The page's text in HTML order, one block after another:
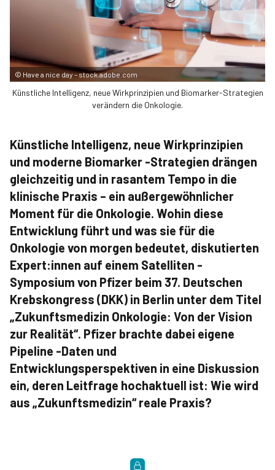
© Have a nice day – stock.adobe.com
Künstliche Intelligenz, neue Wirkprinzipien und Biomarker-Strategien
verändern die Onkologie.
Künstliche Intelligenz, neue Wirkprinzipien
und moderne Biomarker -Strategien drängen
gleichzeitig und in rasantem Tempo in die
klinische Praxis – ein außergewöhnlicher
Moment für die Onkologie. Wohin diese
Entwicklung führt und was sie für die
Onkologie von morgen bedeutet, diskutierten
Expert:innen auf einem Satelliten -
Symposium von Pfizer beim 37. Deutschen
Krebskongress (DKK) in Berlin unter dem Titel
„Zukunftsmedizin Onkologie: Von der Vision
zur Realität“. Pfizer brachte dabei eigene
Pipeline -Daten und
Entwicklungsperspektiven in eine Diskussion
ein, deren Leitfrage hochaktuell ist: Wie wird
aus „Zukunftsmedizin“ reale Praxis?